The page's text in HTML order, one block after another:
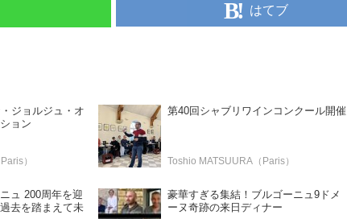
はてブ
ジョルジュ・オ
ョン
）
第40回シャブリワインコンクール開催
Toshio MATSUURA（Paris）
ュ 200周年を迎
去を踏まえて未
豪華すぎる集結！ブルゴーニュ9ドメ
ーヌ奇跡の来日ディナー